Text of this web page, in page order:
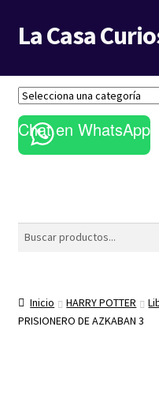
Ir
a
navegación
Ir
al
La Casa
LIBRERÍA
BLOG
S
e
l
e
a
c
Chat en WhatsApp
Buscar
Inicio HARRY POTTER
PRISIONERO DE AZKABAN 3